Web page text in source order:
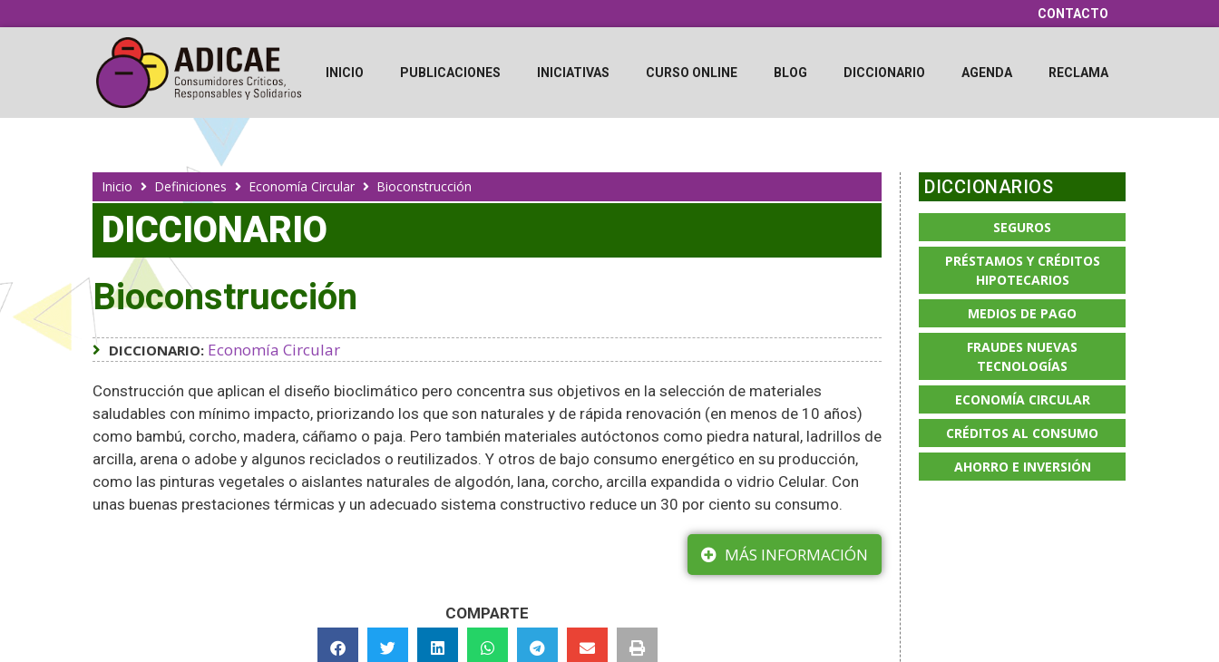
CONTACTO
INICIO PUBLICACIONES INICIATIVAS CURSO ONLINE BLOG DICCIONARIO AGENDA RECLAMA
Inicio Definiciones Economía Circular Bioconstrucción
DICCIONARIO
Bioconstrucción
DICCIONARIO: Economía Circular
Construcción que aplican el diseño bioclimático pero concentra sus objetivos en la selección de materiales
saludables con mínimo impacto, priorizando los que son naturales y de rápida renovación (en menos de 10 años)
como bambú, corcho, madera, cáñamo o paja. Pero también materiales autóctonos como piedra natural, ladrillos de
arcilla, arena o adobe y algunos reciclados o reutilizados. Y otros de bajo consumo energético en su producción,
como las pinturas vegetales o aislantes naturales de algodón, lana, corcho, arcilla expandida o vidrio Celular. Con
unas buenas prestaciones térmicas y un adecuado sistema constructivo reduce un 30 por ciento su consumo.
MÁS INFORMACIÓN
COMPARTE
DICCIONARIOS
SEGUROS
PRÉSTAMOS Y CRÉDITOS
HIPOTECARIOS
MEDIOS DE PAGO
FRAUDES NUEVAS
TECNOLOGÍAS
ECONOMÍA CIRCULAR
CRÉDITOS AL CONSUMO
AHORRO E INVERSIÓN